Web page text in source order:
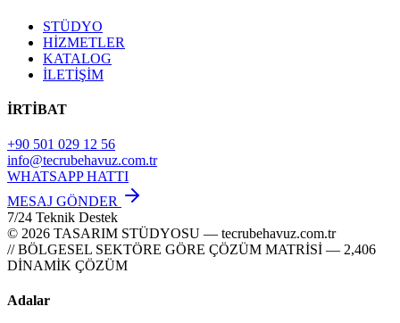
STÜDYO
HİZMETLER
KATALOG
İLETİŞİM
İRTİBAT
+90 501 029 12 56
info@tecrubehavuz.com.tr
WHATSAPP HATTI
MESAJ GÖNDER
7/24 Teknik Destek
© 2026 TASARIM STÜDYOSU — tecrubehavuz.com.tr
// BÖLGESEL SEKTÖRE GÖRE ÇÖZÜM MATRİSİ — 2,406
DİNAMİK ÇÖZÜM
Adalar